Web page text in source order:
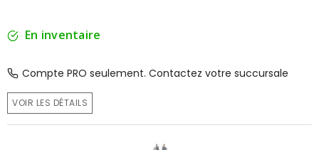
En inventaire
Compte PRO seulement. Contactez votre succursale
VOIR LES DÉTAILS